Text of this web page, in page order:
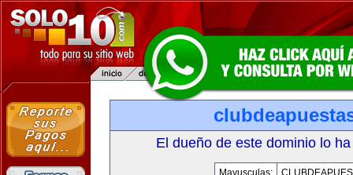
El dueño de este dominio lo
Mayusculas: